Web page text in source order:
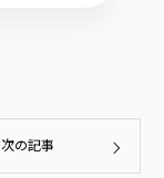
次の記事